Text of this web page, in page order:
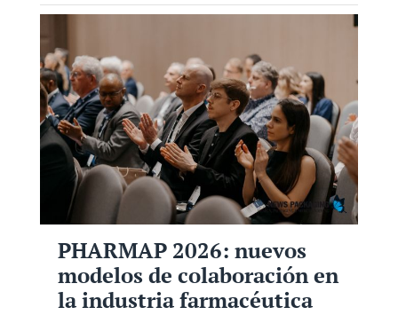
PHARMAP 2026: nuevos
modelos de colaboración en
la industria farmacéutica